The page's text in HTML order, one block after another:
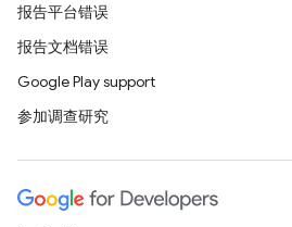
报告平台错误
报告文档错误
Google Play support
参加调查研究